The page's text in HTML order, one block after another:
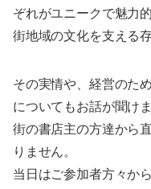
ぞれがユニークで魅力
街地域の文化を支える
その実情や、経営のた
についてもお話が聞けま
街の書店主の方達から
りません。
当日はご参加者方々か